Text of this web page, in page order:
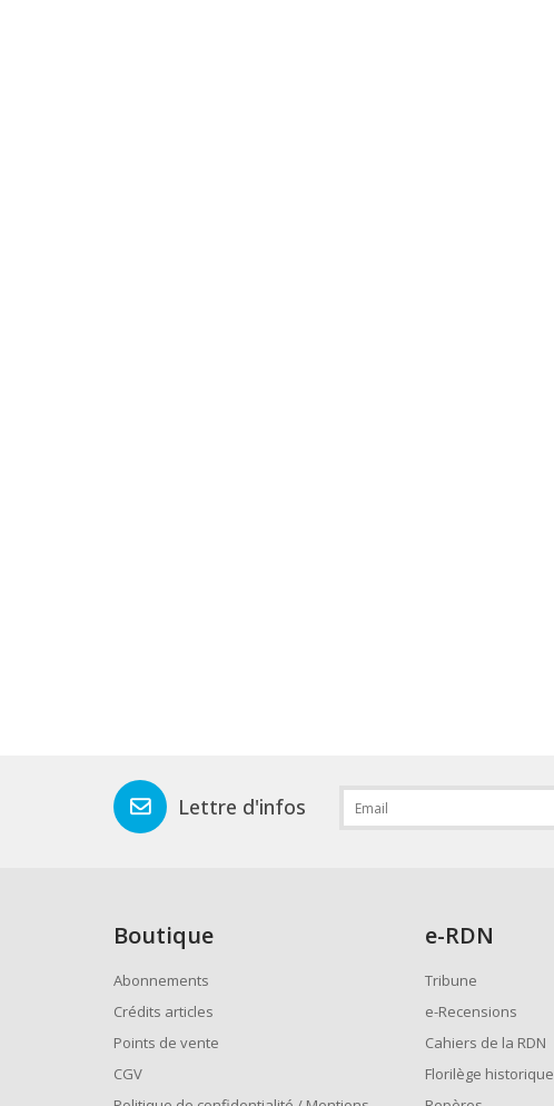
Lettre d'infos
Boutique
Abonnements
Crédits articles
Points de vente
CGV
e-RDN
Tribune
e-Recensions
Cahiers de la RDN
Florilège historique